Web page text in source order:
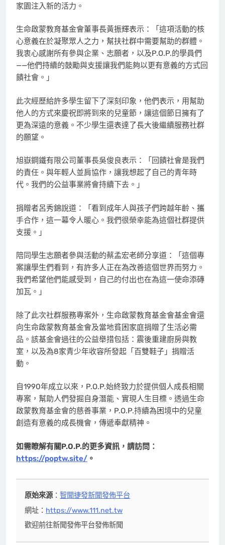
家園注入新的活力。
生命啟蒙教育基金會董事長黃振輝表示：「這項活動的核
心意義在於凝聚眾人之力，幫扶社群中需要幫助的群體。
我衷心感謝所有參與企業、志願者，以及P.O.P.的學員們
——他們持續的鼓勵與支援讓我們能夠以更有意義的方式回
饋社會。」
此次經歷給許多學生留下了深刻印象，他們表示，用幫助
他人的方式來慶祝即將到來的兒童節，讓這個節日擁有了
更為深遠的意義。不少學生還表達了長大後繼續服務社群
的願望。
旭嶽鋼鐵有限公司董事長吳俊良表示：「回饋社會是我們
的責任。與年輕人並肩協作，讓我想起了自己的青年時
代。我們的公益事業將會持續下去。」
捐贈者呂秀錦說道：「看到成年人與孩子們跨越年齡、攜
手合作，這一幕令人暖心。我們很榮幸能為這個社群提供
支援。」
陪同學生志願者參與活動的蔡孟宏老師分享道：「這個專
案讓學生們看到，有許多人正在為改善這個世界而努力。
我們希望他們能感受到，自己的付出也在為這一使命添磚
加瓦。」
除了此次社群服務專案外，生命啟蒙教育基金會基金會還
向生命啟蒙教育基金會及當地貧困家庭捐贈了生活必需
品。該基金會過往的公益舉措包括：震後重建廚房與教
室，以及為8家青少年收容所發起「百雙鞋子」捐贈活
動。
自1990年成立以來，P.O.P.始終致力於提供個人成長相關
專案，幫助人們發掘自身潛能、實現人生目標。透過生命
啟蒙教育基金會的慈善事業，P.O.P.持續為困境中的兒童
創造有意義的成長機會，傳遞奉獻精神。
如需瞭解有關P.O.P.的更多資訊，請訪問：
https://poptw.site/ 。
原始來源：智聞捷發新聞發佈平台
網址： https://www.111.net.tw
歡迎前往新聞發佈平台發佈新聞